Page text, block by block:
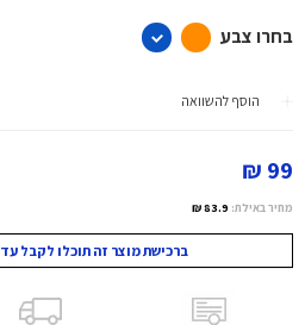
בחרו צבע
הוסף להשוואה
99 ₪
מחיר באילת: 83.9 ₪
ברכישת מוצר זה תוכלו לקבל עד 99 נקודות מועדון!